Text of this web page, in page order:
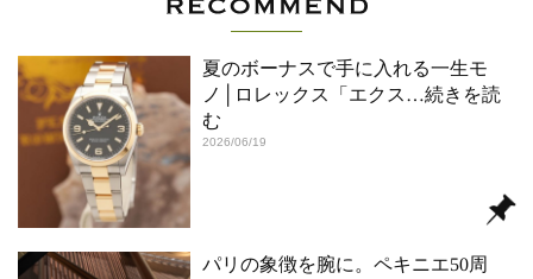
夏のボーナスで手に入れる一生モ
ノ│ロレックス「エクス …続きを読
む
2026/06/19
パリの象徴を腕に。ペキニエ50周